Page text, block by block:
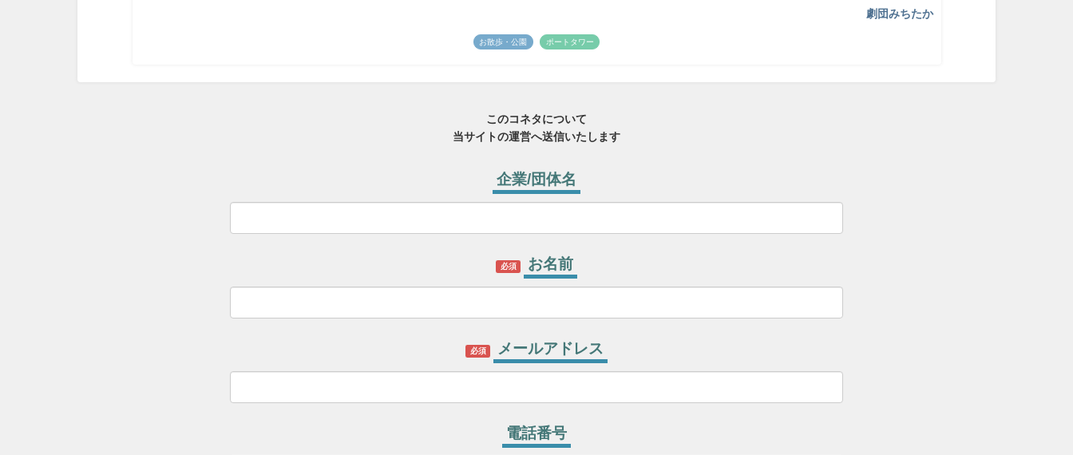
劇団みちたか
お散歩・公園 ポートタワー
このコネタについて
当サイトの運営へ送信いたします
企業/団体名
必須 お名前
必須 メールアドレス
電話番号